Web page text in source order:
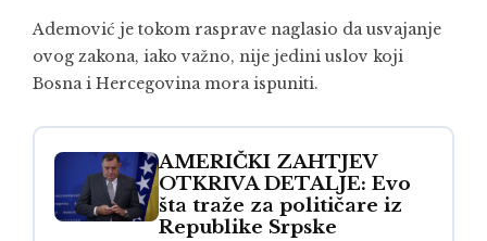
Ademović je tokom rasprave naglasio da usvajanje
ovog zakona, iako važno, nije jedini uslov koji
Bosna i Hercegovina mora ispuniti.
AMERIČKI ZAHTJEV
OTKRIVA DETALJE: Evo
šta traže za političare iz
Republike Srpske